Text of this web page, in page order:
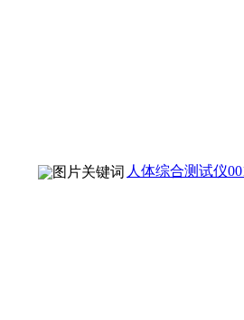
人体综合测试仪